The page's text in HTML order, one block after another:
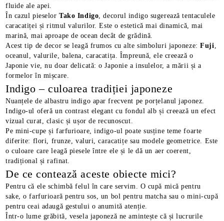
fluide ale apei.
În cazul pieselorTako Indigo, decorul indigo sugerează tentaculele
caracatiței și ritmul valurilor. Este o estetică mai dinamică, mai
marină, mai aproape de ocean decât de grădină.
Acest tip de decor se leagă frumos cu alte simboluri japoneze:Fuji,
oceanul, valurile, balena, caracatița. Împreună, ele creează o
Japonie vie, nu doar delicată: o Japonie a insulelor, a mării și a
formelor în mișcare.
Indigo – culoarea tradiției japoneze
Nuanțele de albastru indigo apar frecvent pe porțelanul japonez.
Indigo-ul oferă un contrast elegant cu fondul alb și creează un efect
vizual curat, clasic și ușor de recunoscut.
Pe mini-cupe și farfurioare, indigo-ul poate susține teme foarte
diferite: flori, frunze, valuri, caracatițe sau modele geometrice. Este
o culoare care leagă piesele între ele și le dă un aer coerent,
tradițional și rafinat.
De ce contează aceste obiecte mici?
Pentru că ele schimbă felul în care servim. O cupă mică pentru
sake, o farfurioară pentru sos, un bol pentru matcha sau o mini-cupă
pentru ceai adaugă gestului o anumită atenție.
Într-o lume grăbită, vesela japoneză ne amintește că și lucrurile